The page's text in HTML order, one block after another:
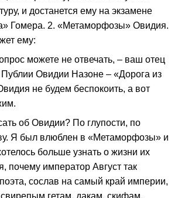
и достанется ему на экзамене
Гомера. 2. «Метаморфозы» Овидия.
ему:
можете не отвечать, – ваш отец
Овидии Назоне – «Дорога из
не будем беспокоить, а вот
об Овидии? По глупости, по
Я был влюблен в «Метаморфозы» и
больше узнать о жизни их
почему император Август так
сослав на самый край империи,
гетам, дакам, скифам,